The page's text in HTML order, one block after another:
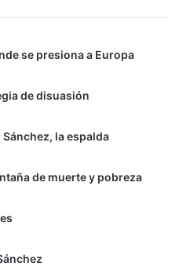
se presiona a Europa
de disuasión
Sánchez, la espalda
de muerte y pobreza